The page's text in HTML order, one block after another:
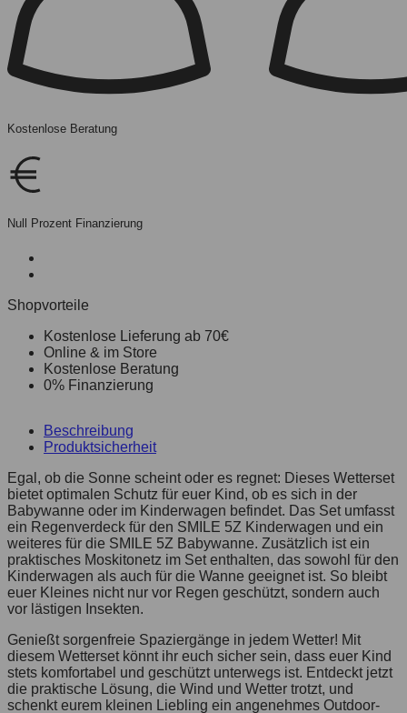
Kostenlose Beratung
Null Prozent Finanzierung
Shopvorteile
Kostenlose Lieferung ab 70€
Online & im Store
Kostenlose Beratung
0% Finanzierung
Beschreibung
Produktsicherheit
Egal, ob die Sonne scheint oder es regnet: Dieses Wetterset
bietet optimalen Schutz für euer Kind, ob es sich in der
Babywanne oder im Kinderwagen befindet. Das Set umfasst
ein Regenverdeck für den SMILE 5Z Kinderwagen und ein
weiteres für die SMILE 5Z Babywanne. Zusätzlich ist ein
praktisches Moskitonetz im Set enthalten, das sowohl für den
Kinderwagen als auch für die Wanne geeignet ist. So bleibt
euer Kleines nicht nur vor Regen geschützt, sondern auch
vor lästigen Insekten.
Genießt sorgenfreie Spaziergänge in jedem Wetter! Mit
diesem Wetterset könnt ihr euch sicher sein, dass euer Kind
stets komfortabel und geschützt unterwegs ist. Entdeckt jetzt
die praktische Lösung, die Wind und Wetter trotzt, und
schenkt eurem kleinen Liebling ein angenehmes Outdoor-